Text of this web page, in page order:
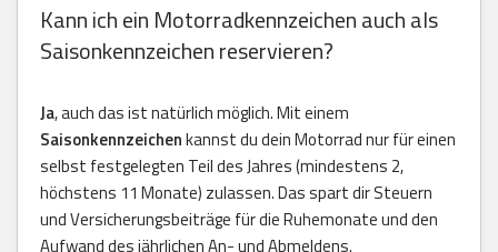
Kann ich ein Motorradkennzeichen auch als
Saisonkennzeichen reservieren?
Ja, auch das ist natürlich möglich. Mit einem
Saisonkennzeichenkannst du dein Motorrad nur für einen
selbst festgelegten Teil des Jahres (mindestens 2,
höchstens 11 Monate) zulassen. Das spart dir Steuern
und Versicherungsbeiträge für die Ruhemonate und den
Aufwand des jährlichen An- und Abmeldens.